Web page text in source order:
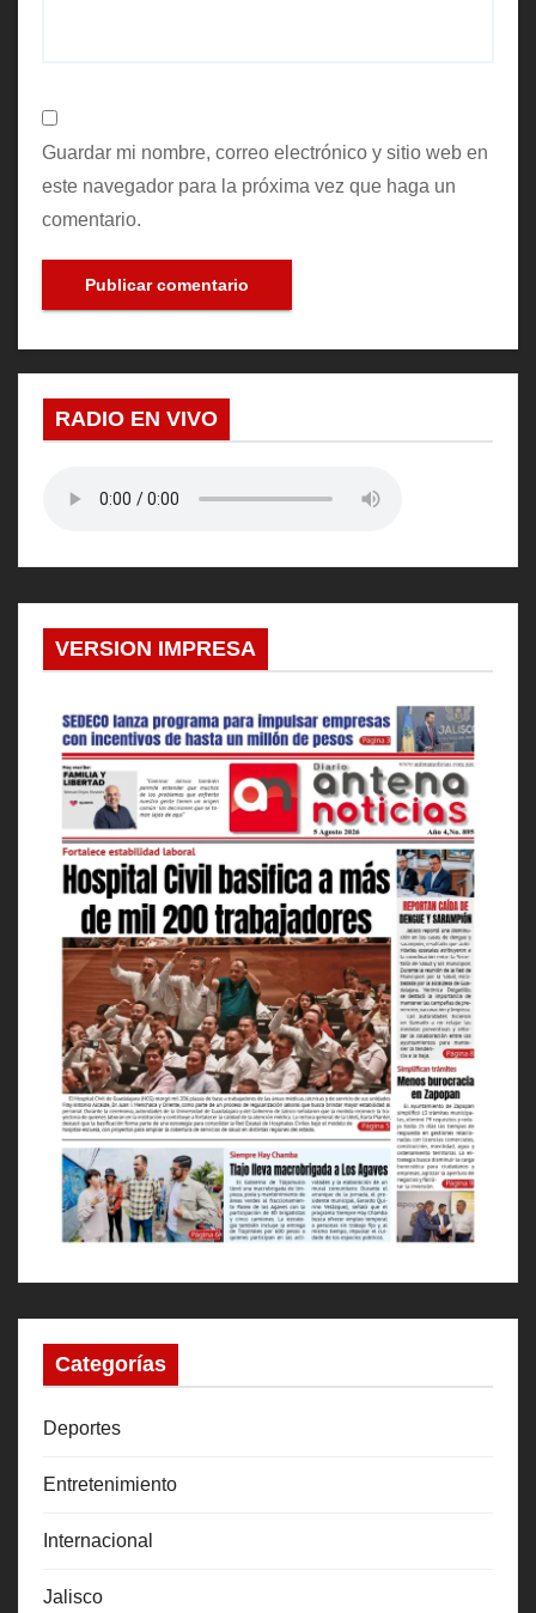
Guardar mi nombre, correo electrónico y sitio web en
este navegador para la próxima vez que haga un
comentario.
RADIO EN VIVO
VERSION IMPRESA
Categorías
Deportes
Entretenimiento
Internacional
Jalisco